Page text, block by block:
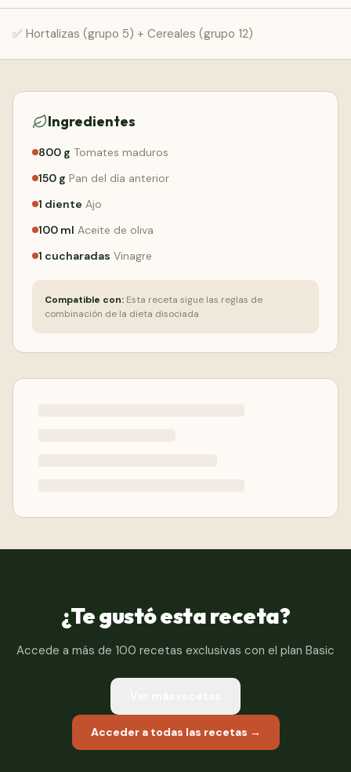
✅ Hortalizas (grupo 5) + Cereales (grupo 12)
Ingredientes
800 g Tomates maduros
150 g Pan del día anterior
1 diente Ajo
100 ml Aceite de oliva
1 cucharadas Vinagre
Compatible con: Esta receta sigue las reglas de
combinación de la dieta disociada
¿Te gustó esta receta?
Accede a más de 100 recetas exclusivas con el plan Basic
Acceder a todas las recetas →